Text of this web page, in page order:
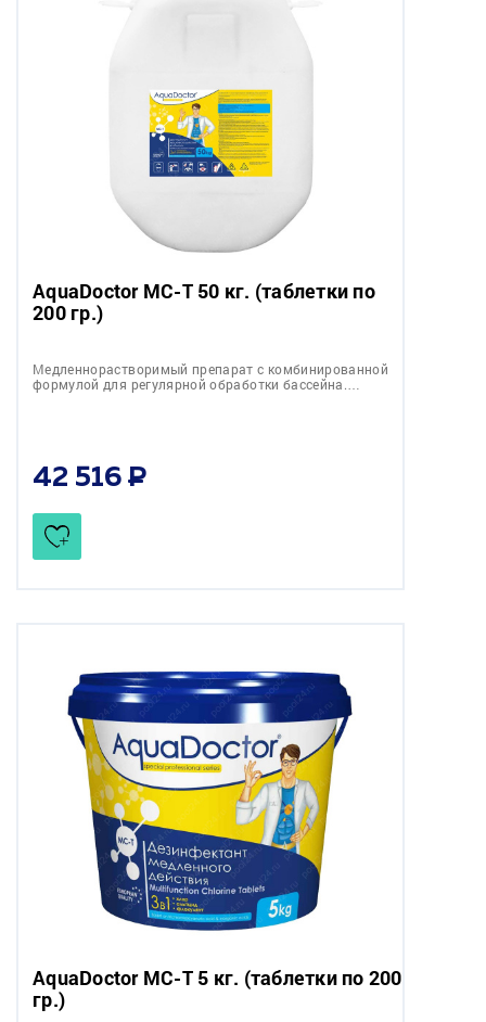
AquaDoctor MC-T 50 кг. (таблетки по
200 гр.)
Медленнорастворимый препарат c комбинированной
формулой для регулярной обработки бассейна.…
42 516
AquaDoctor MC-T 5 кг. (таблетки по 200
гр.)